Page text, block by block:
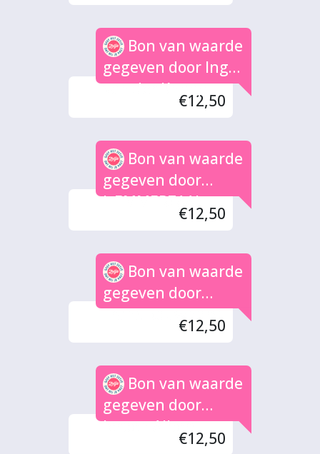
Bon van waarde
gegeven door Inge
van der Knaap
€12,50
Bon van waarde
gegeven door
L.EMMERZAAL
€12,50
Bon van waarde
gegeven door
Frans Rouwhorst
€12,50
Bon van waarde
gegeven door
Jeroen Albers
€12,50